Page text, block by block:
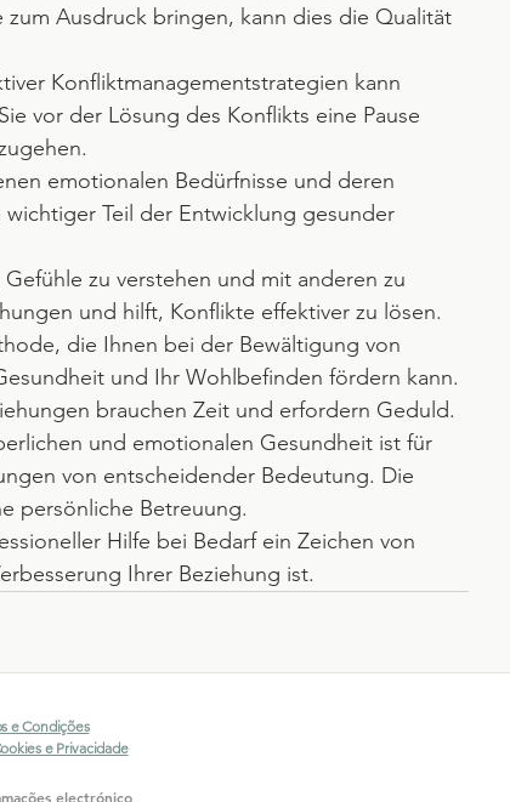
Ausdruck bringen, kann dies die Qualität
Konfliktmanagementstrategien kann
vor der Lösung des Konflikts eine Pause
emotionalen Bedürfnisse und deren
Teil der Entwicklung gesunder
zu verstehen und mit anderen zu
und hilft, Konflikte effektiver zu lösen.
die Ihnen bei der Bewältigung von
und Ihr Wohlbefinden fördern kann.
brauchen Zeit und erfordern Geduld.
und emotionalen Gesundheit ist für
von entscheidender Bedeutung. Die
persönliche Betreuung.
Hilfe bei Bedarf ein Zeichen von
Ihrer Beziehung ist.
e Condições
e Privacidade
electrónico